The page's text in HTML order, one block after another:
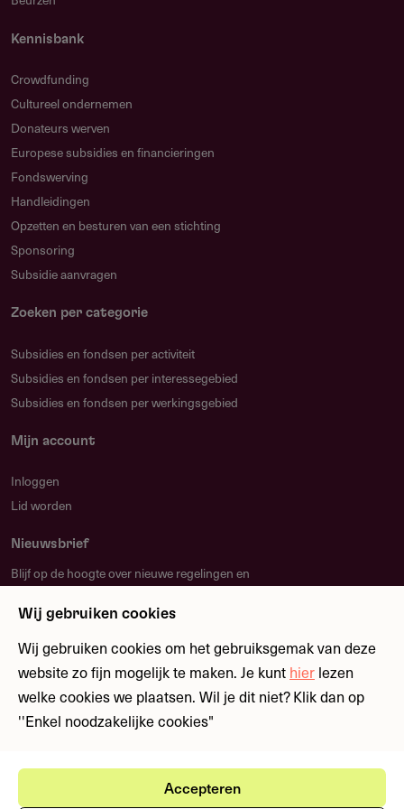
overheidsinstanties
Kennisbank
Crowdfunding
Cultureel ondernemen
Donateurs werven
Europese subsidies en financieringen
Fondswerving
Handleidingen
Opzetten en besturen van een stichting
Sponsoring
Subsidie aanvragen
Zoeken per categorie
Subsidies en fondsen per activiteit
Subsidies en fondsen per interessegebied
Subsidies en fondsen per werkingsgebied
Mijn account
Inloggen
Lid worden
Nieuwsbrief
Blijf op de hoogte over nieuwe regelingen en
Meld je aan
Privacystatement
Wij gebruiken cookies
Wij gebruiken cookies om het gebruiksgemak van deze
website zo fijn mogelijk te maken. Je kunt hier lezen
welke cookies we plaatsen. Wil je dit niet? Klik dan op
''Enkel noodzakelijke cookies"
Accepteren